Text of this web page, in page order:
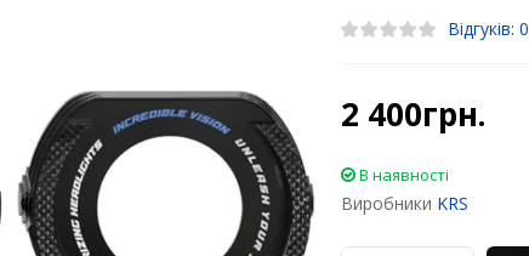
Відгуків: 0
2 400грн.
В наявності
Виробники KRS